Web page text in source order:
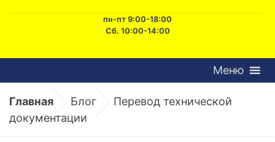
пн-пт 9:00-18:00
Сб. 10:00-14:00
Меню
Главная Блог Перевод технической
документации